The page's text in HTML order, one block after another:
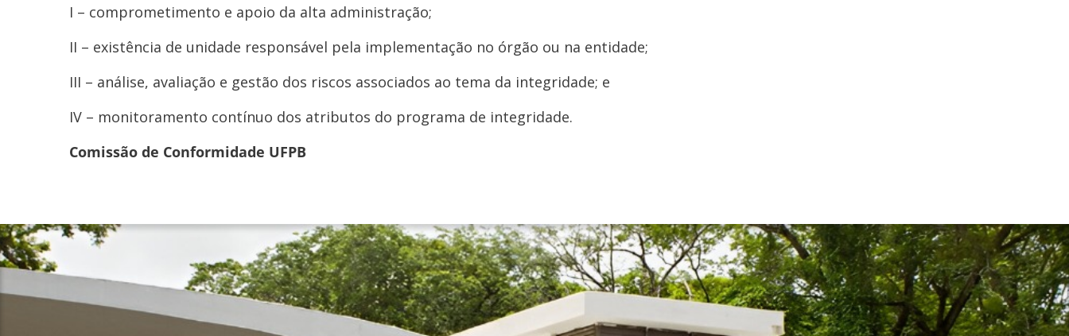
I – comprometimento e apoio da alta administração;
II – existência de unidade responsável pela implementação no órgão ou na entidade;
III – análise, avaliação e gestão dos riscos associados ao tema da integridade; e
IV – monitoramento contínuo dos atributos do programa de integridade.
Comissão de Conformidade UFPB